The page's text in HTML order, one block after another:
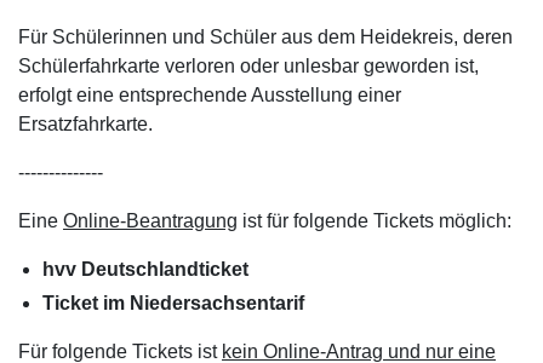
Für Schülerinnen und Schüler aus dem Heidekreis, deren
Schülerfahrkarte verloren oder unlesbar geworden ist,
erfolgt eine entsprechende Ausstellung einer
Ersatzfahrkarte.
--------------
Eine Online-Beantragung ist für folgende Tickets möglich:
hvv Deutschlandticket
Ticket im Niedersachsentarif
Für folgende Tickets ist kein Online-Antrag und nur eine